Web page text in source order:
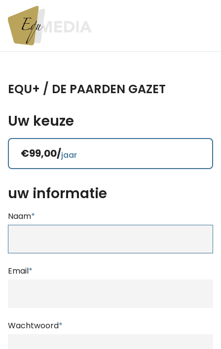
EQU+ / DE PAARDEN GAZET
Uw keuze
€99,00/jaar
uw informatie
Naam*
Email*
Wachtwoord*